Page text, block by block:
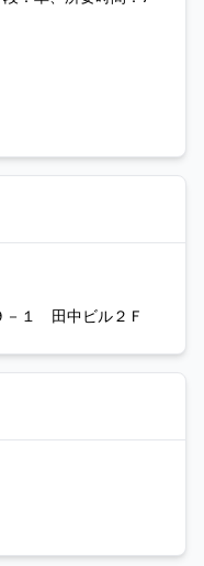
－１ 田中ビル２Ｆ